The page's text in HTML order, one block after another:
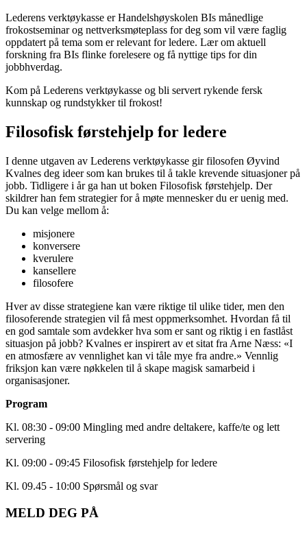
Lederens verktøykasse er Handelshøyskolen BIs månedlige
frokostseminar og nettverksmøteplass for deg som vil være faglig
oppdatert på tema som er relevant for ledere. Lær om aktuell
forskning fra BIs flinke forelesere og få nyttige tips for din
jobbhverdag.
Kom på Lederens verktøykasse og bli servert rykende fersk
kunnskap og rundstykker til frokost!
Filosofisk førstehjelp for ledere
I denne utgaven av Lederens verktøykasse gir filosofen Øyvind
Kvalnes deg ideer som kan brukes til å takle krevende situasjoner på
jobb. Tidligere i år ga han ut boken Filosofisk førstehjelp. Der
skildrer han fem strategier for å møte mennesker du er uenig med.
Du kan velge mellom å:
misjonere
konversere
kverulere
kansellere
filosofere
Hver av disse strategiene kan være riktige til ulike tider, men den
filosoferende strategien vil få mest oppmerksomhet. Hvordan få til
en god samtale som avdekker hva som er sant og riktig i en fastlåst
situasjon på jobb? Kvalnes er inspirert av et sitat fra Arne Næss: «I
en atmosfære av vennlighet kan vi tåle mye fra andre.» Vennlig
friksjon kan være nøkkelen til å skape magisk samarbeid i
organisasjoner.
Program
Kl. 08:30 - 09:00 Mingling med andre deltakere, kaffe/te og lett
servering
Kl. 09:00 - 09:45 Filosofisk førstehjelp for ledere
Kl. 09.45 - 10:00 Spørsmål og svar
MELD DEG PÅ